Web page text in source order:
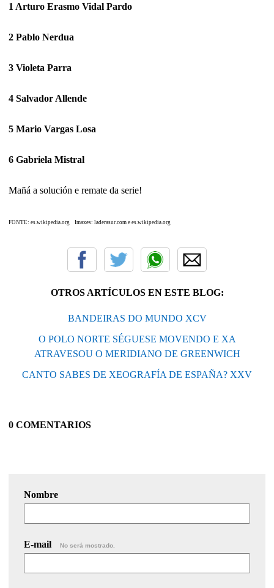
1 Arturo Erasmo Vidal Pardo
2 Pablo Nerdua
3 Violeta Parra
4 Salvador Allende
5 Mario Vargas Losa
6 Gabriela Mistral
Mañá a solución e remate da serie!
FONTE: es.wikipedia.org Imaxes: laderasur.com e es.wikipedia.org
OTROS ARTÍCULOS EN ESTE BLOG:
BANDEIRAS DO MUNDO XCV
O POLO NORTE SÉGUESE MOVENDO E XA
ATRAVESOU O MERIDIANO DE GREENWICH
CANTO SABES DE XEOGRAFÍA DE ESPAÑA? XXV
0 COMENTARIOS
Nombre
E-mail No será mostrado.